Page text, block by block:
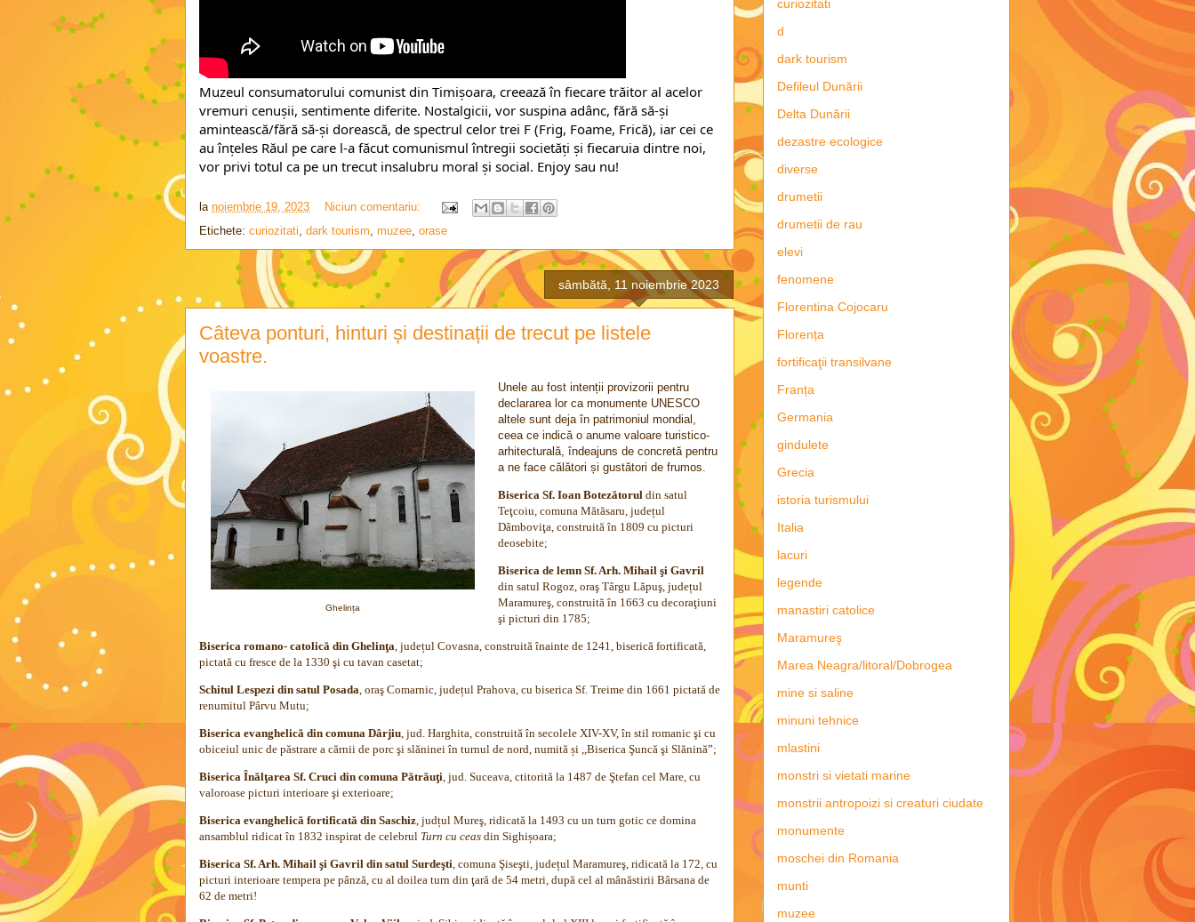
Muzeul consumatorului comunist din Timișoara, creează în fiecare trăitor al acelor
vremuri cenușii, sentimente diferite. Nostalgicii, vor suspina adânc, fără să-și
amintească/fără să-și dorească, de spectrul celor trei F (Frig, Foame, Frică), iar cei ce
au înțeles Răul pe care l-a făcut comunismul întregii societăți și fiecaruia dintre noi,
vor privi totul ca pe un trecut insalubru moral și social. Enjoy sau nu!
la noiembrie 19, 2023
Niciun comentariu:
Etichete: curiozitati, dark tourism, muzee, orase
sâmbătă, 11 noiembrie 2023
Câteva ponturi, hinturi și destinații de trecut pe listele
voastre.
Ghelința
Unele au fost intenții provizorii pentru
declararea lor ca monumente UNESCO
altele sunt deja în patrimoniul mondial,
ceea ce indică o anume valoare turistico-
arhitecturală, îndeajuns de concretă pentru
a ne face călători și gustători de frumos.
Biserica Sf. Ioan Botezătorul din satul
Teţcoiu, comuna Mătăsaru, județul
Dâmboviţa, construită în 1809 cu picturi
deosebite;
Biserica de lemn Sf. Arh. Mihail şi Gavril
din satul Rogoz, oraş Târgu Lăpuş, județul
Maramureş, construită în 1663 cu decoraţiuni
şi picturi din 1785;
Biserica romano- catolică din Ghelinţa, județul Covasna, construită înainte de 1241, biserică fortificată,
pictată cu fresce de la 1330 şi cu tavan casetat;
Schitul Lespezi din satul Posada, oraş Comarnic, județul Prahova, cu biserica Sf. Treime din 1661 pictată de
renumitul Pârvu Mutu;
Biserica evanghelică din comuna Dârjiu, jud. Harghita, construită în secolele XIV-XV, în stil romanic şi cu
obiceiul unic de păstrare a cărnii de porc şi slăninei în turnul de nord, numită și ,,Biserica Şuncă şi Slănină”;
Biserica Înălţarea Sf. Cruci din comuna Pătrăuţi, jud. Suceava, ctitorită la 1487 de Ştefan cel Mare, cu
valoroase picturi interioare şi exterioare;
Biserica evanghelică fortificată din Saschiz, judțul Mureş, ridicată la 1493 cu un turn gotic ce domina
ansamblul ridicat în 1832 inspirat de celebrul Turn cu ceas din Sighișoara;
Biserica Sf. Arh. Mihail şi Gavril din satul Surdeşti, comuna Şiseşti, județul Maramureş, ridicată la 172, cu
picturi interioare tempera pe pânză, cu al doilea turn din ţară de 54 metri, după cel al mânăstirii Bârsana de
62 de metri!
curiozitati
d
dark tourism
Defileul Dunării
Delta Dunării
dezastre ecologice
diverse
drumetii
drumetii de rau
elevi
fenomene
Florentina Cojocaru
Florența
fortificaţii transilvane
Franța
Germania
gindulete
Grecia
istoria turismului
Italia
lacuri
legende
manastiri catolice
Maramureş
Marea Neagra/litoral/Dobrogea
mine si saline
minuni tehnice
mlastini
monstri si vietati marine
monstrii antropoizi si creaturi ciudate
monumente
moschei din Romania
munti
muzee